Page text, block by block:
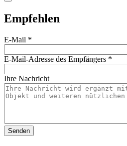
Empfehlen
E-Mail *
E-Mail-Adresse des Empfängers *
Ihre Nachricht
Senden